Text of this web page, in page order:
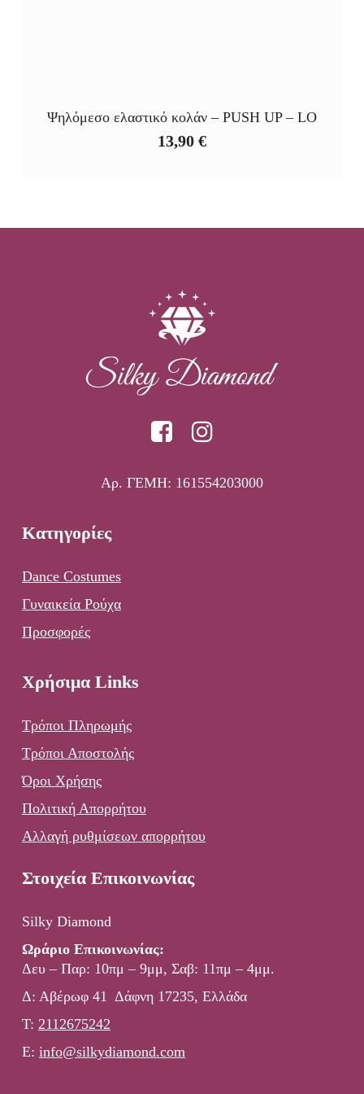
Ψηλόμεσο ελαστικό κολάν – PUSH UP – LO
13,90 €
Αρ. ΓΕΜΗ: 161554203000
Κατηγορίες
Dance Costumes
Γυναικεία Ρούχα
Προσφορές
Χρήσιμα Links
Τρόποι Πληρωμής
Τρόποι Αποστολής
Όροι Χρήσης
Πολιτική Απορρήτου
Αλλαγή ρυθμίσεων απορρήτου
Στοιχεία Επικοινωνίας
Silky Diamond
Ωράριο Επικοινωνίας:
Δευ – Παρ: 10πμ – 9μμ, Σαβ: 11πμ – 4μμ.
Δ: Αβέρωφ 41 Δάφνη 17235, Ελλάδα
Τ: 2112675242
E: info@silkydiamond.com